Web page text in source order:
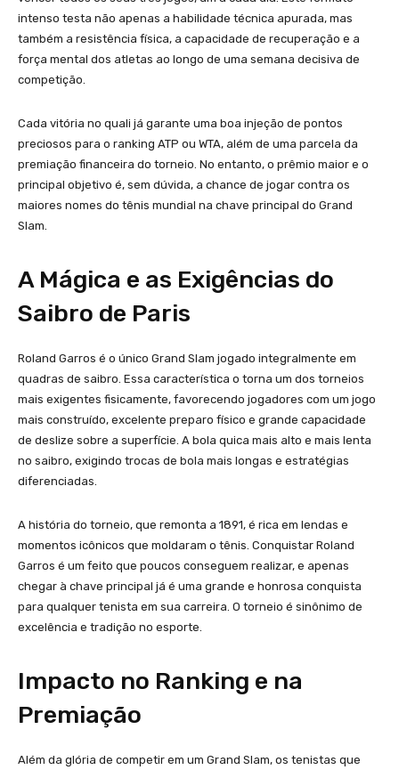
intenso testa não apenas a habilidade técnica apurada, mas
também a resistência física, a capacidade de recuperação e a
força mental dos atletas ao longo de uma semana decisiva de
competição.
Cada vitória no quali já garante uma boa injeção de pontos
preciosos para o ranking ATP ou WTA, além de uma parcela da
premiação financeira do torneio. No entanto, o prêmio maior e o
principal objetivo é, sem dúvida, a chance de jogar contra os
maiores nomes do tênis mundial na chave principal do Grand
Slam.
A Mágica e as Exigências do
Saibro de Paris
Roland Garros é o único Grand Slam jogado integralmente em
quadras de saibro. Essa característica o torna um dos torneios
mais exigentes fisicamente, favorecendo jogadores com um jogo
mais construído, excelente preparo físico e grande capacidade
de deslize sobre a superfície. A bola quica mais alto e mais lenta
no saibro, exigindo trocas de bola mais longas e estratégias
diferenciadas.
A história do torneio, que remonta a 1891, é rica em lendas e
momentos icônicos que moldaram o tênis. Conquistar Roland
Garros é um feito que poucos conseguem realizar, e apenas
chegar à chave principal já é uma grande e honrosa conquista
para qualquer tenista em sua carreira. O torneio é sinônimo de
excelência e tradição no esporte.
Impacto no Ranking e na
Premiação
Além da glória de competir em um Grand Slam, os tenistas que